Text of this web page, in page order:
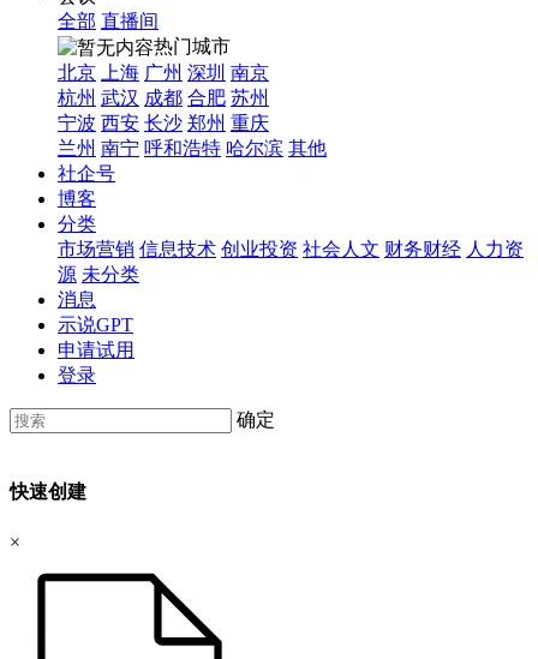
全部 直播间
热门城市
北京
上海 广州 深圳 南京
杭州 武汉 成都 合肥 苏州
宁波 西安 长沙 郑州 重庆
兰州 南宁 呼和浩特 哈尔滨 其他
社企号
博客
分类
市场营销 信息技术 创业投资 社会人文 财务财经 人力资
源 未分类
消息
示说GPT
申请试用
登录
确定
快速创建
×